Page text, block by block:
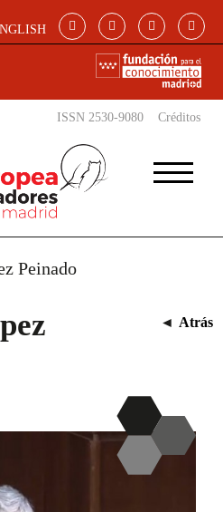
ISSN 2530-9080 Créditos
Peinado
◄ Atrás